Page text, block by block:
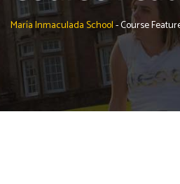
María Inmaculada School-Course